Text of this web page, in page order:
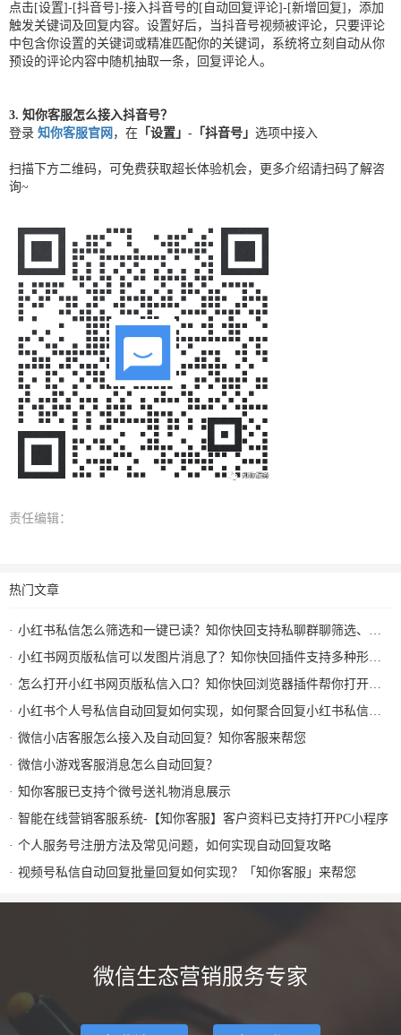
点击[设置]-[抖音号]-接入抖音号的[自动回复评论]-[新增回复]，添加
触发关键词及回复内容。设置好后，当抖音号视频被评论，只要评论
中包含你设置的关键词或精准匹配你的关键词，系统将立刻自动从你
预设的评论内容中随机抽取一条，回复评论人。
3. 知你客服怎么接入抖音号？
登录 知你客服官网 ，在 「设置」 - 「抖音号」 选项中接入
扫描下方二维码，可免费获取超长体验机会，更多介绍请扫码了解咨
询~
责任编辑：
热门文章
小红书私信怎么筛选和一键已读？知你快回支持私聊群聊筛选、批量已读和图片回复
小红书网页版私信可以发图片消息了？知你快回插件支持多种形式图片发送和AI自动回复
怎么打开小红书网页版私信入口？知你快回浏览器插件帮你打开小红书私信AI回复及快捷回复
小红书个人号私信自动回复如何实现，如何聚合回复小红书私信及群消息？知你客服来解决
微信小店客服怎么接入及自动回复？知你客服来帮您
微信小游戏客服消息怎么自动回复？
知你客服已支持个微号送礼物消息展示
智能在线营销客服系统-【知你客服】客户资料已支持打开PC小程序
个人服务号注册方法及常见问题，如何实现自动回复攻略
视频号私信自动回复批量回复如何实现？「知你客服」来帮您
微信生态营销服务专家